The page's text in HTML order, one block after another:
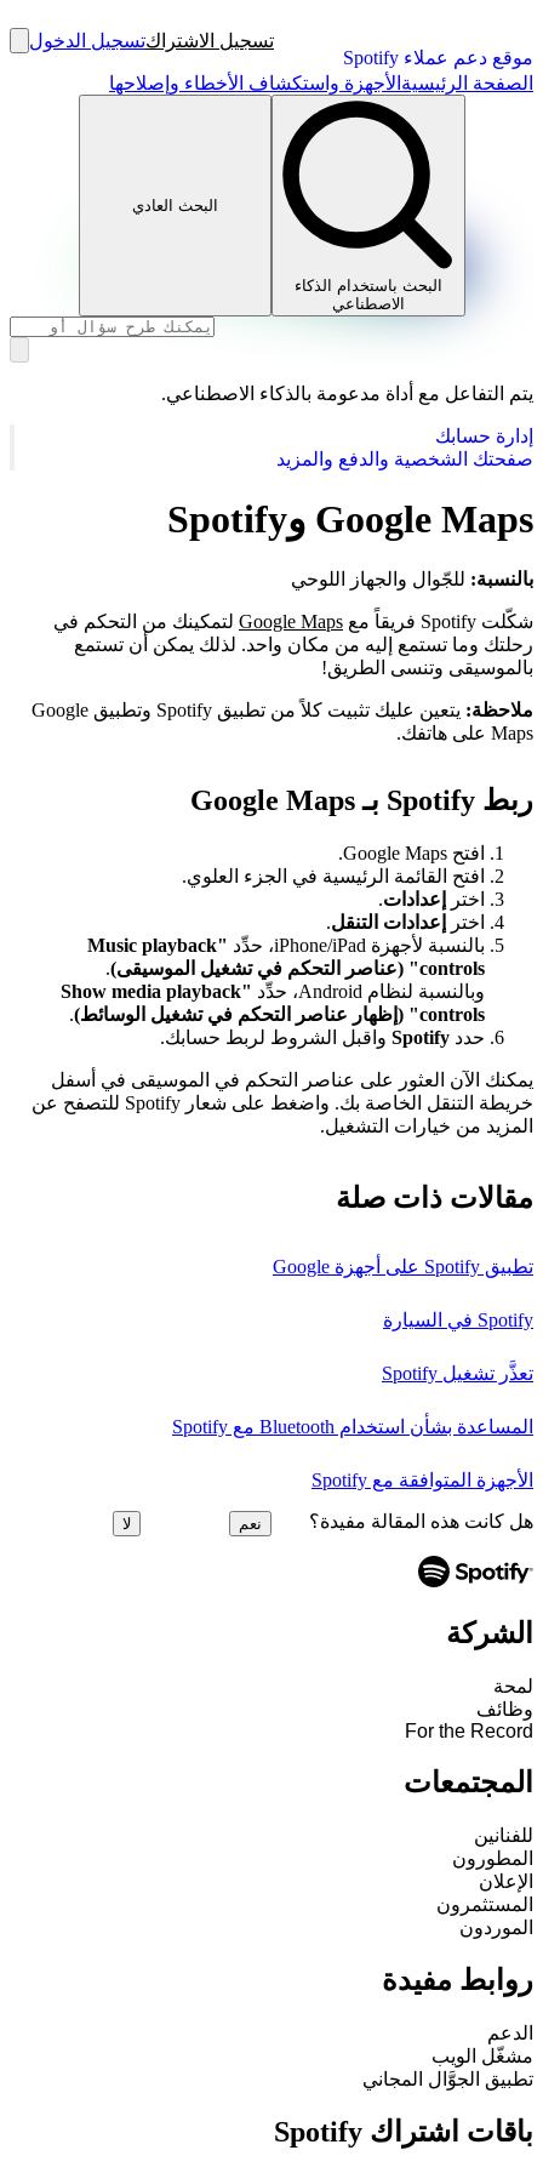
موقع دعم عملاء Spotify
تسجيل الاشتراكتسجيل الدخول
الصفحة الرئيسية الأجهزة واستكشاف الأخطاء وإصلاحها
البحث باستخدام الذكاء
الاصطناعي
البحث العادي
يتم التفاعل مع أداة مدعومة بالذكاء الاصطناعي.
إدارة حسابك
صفحتك الشخصية والدفع والمزيد
Google Maps وSpotify
بالنسبة: للجّوال والجهاز اللوحي
شكّلت Spotify فريقاً مع Google Maps لتمكينك من التحكم في
رحلتك وما تستمع إليه من مكان واحد. لذلك يمكن أن تستمع
بالموسيقى وتنسى الطريق!
ملاحظة:
يتعين عليك تثبيت كلاً من تطبيق Spotify وتطبيق Google
Maps على هاتفك.
ربط Spotify بـ Google Maps
افتح Google Maps.
افتح القائمة الرئيسية في الجزء العلوي.
اختر
إعدادات.
اختر
إعدادات التنقل.
بالنسبة لأجهزة iPhone/iPad، حدِّد
"Music playback
controls" (عناصر التحكم في تشغيل الموسيقى)
.
وبالنسبة لنظام Android، حدِّد
"Show media playback
controls" (إظهار عناصر التحكم في تشغيل الوسائط)
.
حدد Spotify واقبل الشروط لربط حسابك.
يمكنك الآن العثور على عناصر التحكم في الموسيقى في أسفل
خريطة التنقل الخاصة بك. واضغط على شعار Spotify للتصفح عن
المزيد من خيارات التشغيل.
مقالات ذات صلة
تطبيق Spotify على أجهزة Google
Spotify في السيارة
تعذَّر تشغيل Spotify
المساعدة بشأن استخدام Bluetooth مع Spotify
الأجهزة المتوافقة مع Spotify
هل كانت هذه المقالة مفيدة؟ نعم لا
الشركة
لمحة
وظائف
For the Record
المجتمعات
للفنانين
المطورون
الإعلان
المستثمرون
الموردون
روابط مفيدة
الدعم
مشغّل الويب
تطبيق الجوَّال المجاني
باقات اشتراك Spotify